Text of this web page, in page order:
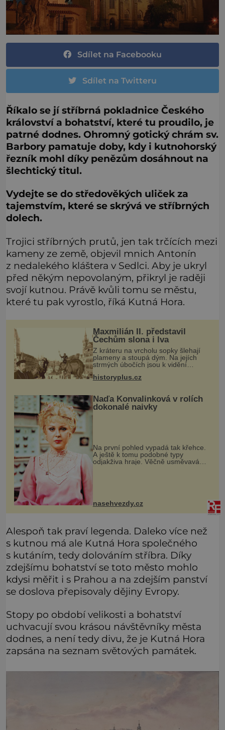
Sdílet na Facebooku
Sdílet na Twitteru
Říkalo se jí stříbrná pokladnice Českého
království a bohatství, které tu proudilo, je
patrné dodnes. Ohromný gotický chrám sv.
Barbory pamatuje doby, kdy i kutnohorský
řezník mohl díky penězům dosáhnout na
šlechtický titul.
Vydejte se do středověkých uliček za
tajemstvím, které se skrývá ve stříbrných
dolech.
Trojici stříbrných prutů, jen tak trčících mezi
kameny ze země, objevil mnich Antonín
z nedalekého kláštera v Sedlci. Aby je ukryl
před někým nepovolaným, přikryl je raději
svojí kutnou. Právě kvůli tomu se městu,
které tu pak vyrostlo, říká Kutná Hora.
Maxmilián II. představil
Čechům slona i lva
Z kráteru na vrcholu sopky šlehají
plameny a stoupá dým. Na jejích
strmých úbočích jsou k vidění
kamzíci a prohánějí se tu i veverky.
Kupodivu nejde třeba o sicilskou
historyplus.cz
Naďa Konvalinková v rolích
dokonalé naivky
Na první pohled vypadá tak křehce.
A ještě k tomu podobné typy
odjakživa hraje. Věčně usměvavá
nasehvezdy.cz
Alespoň tak praví legenda. Daleko více než
s kutnou má ale Kutná Hora společného
s kutáním, tedy dolováním stříbra. Díky
zdejšímu bohatství se toto město mohlo
kdysi měřit i s Prahou a na zdejším panství
se doslova přepisovaly dějiny Evropy.
Stopy po období velikosti a bohatství
uchvacují svou krásou návštěvníky města
dodnes, a není tedy divu, že je Kutná Hora
zapsána na seznam světových památek.